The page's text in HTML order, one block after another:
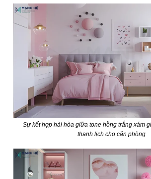
Sự kết hợp hài hòa giữa tone hồng trắng xám
thanh lịch cho căn phòng